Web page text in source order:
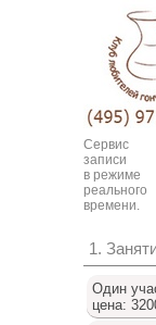
Сервис
записи
в режиме
реального
времени.
1.
Один
цена: